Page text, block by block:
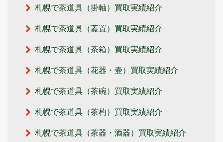
札幌で茶道具（掛軸）買取実績紹介
札幌で茶道具（蓋置）買取実績紹介
札幌で茶道具（茶箱）買取実績紹介
札幌で茶道具（花器・壷）買取実績紹介
札幌で茶道具（茶碗）買取実績紹介
札幌で茶道具（茶杓）買取実績紹介
札幌で茶道具（茶器・酒器）買取実績紹介